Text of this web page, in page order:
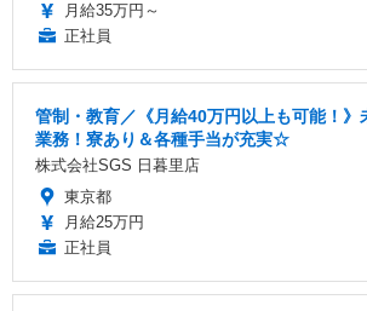
月給35万円～
正社員
管制・教育／《月給40万円以上も可能！》
業務！寮あり＆各種手当が充実☆
株式会社SGS 日暮里店
東京都
月給25万円
正社員